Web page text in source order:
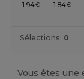
1.94€ 1.84€
Sélections: 0
Vous êtes une